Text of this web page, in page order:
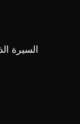
السيرة